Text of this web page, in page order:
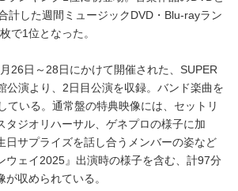
計した週間ミュージックDVD・Blu-rayラン
で1位となった。
26日～28日にかけて開催された、SUPER
公演より、2日目公演を収録。バンド楽曲を
ている。通常盤の特典映像には、セットリ
タジオリハーサル、ゲネプロの様子に加
日サプライズを話し合うメンバーの姿など
ウェイ2025』出演時の様子を含む、計97分
収められている。